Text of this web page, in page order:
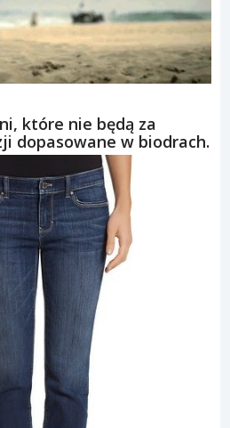
które nie będą za
dopasowane w biodrach.